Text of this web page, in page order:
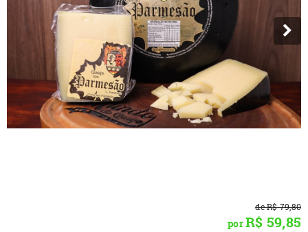
deR$ 79,80
porR$ 59,85